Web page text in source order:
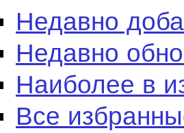
Недавно
Недавно
Наиболее в
Все